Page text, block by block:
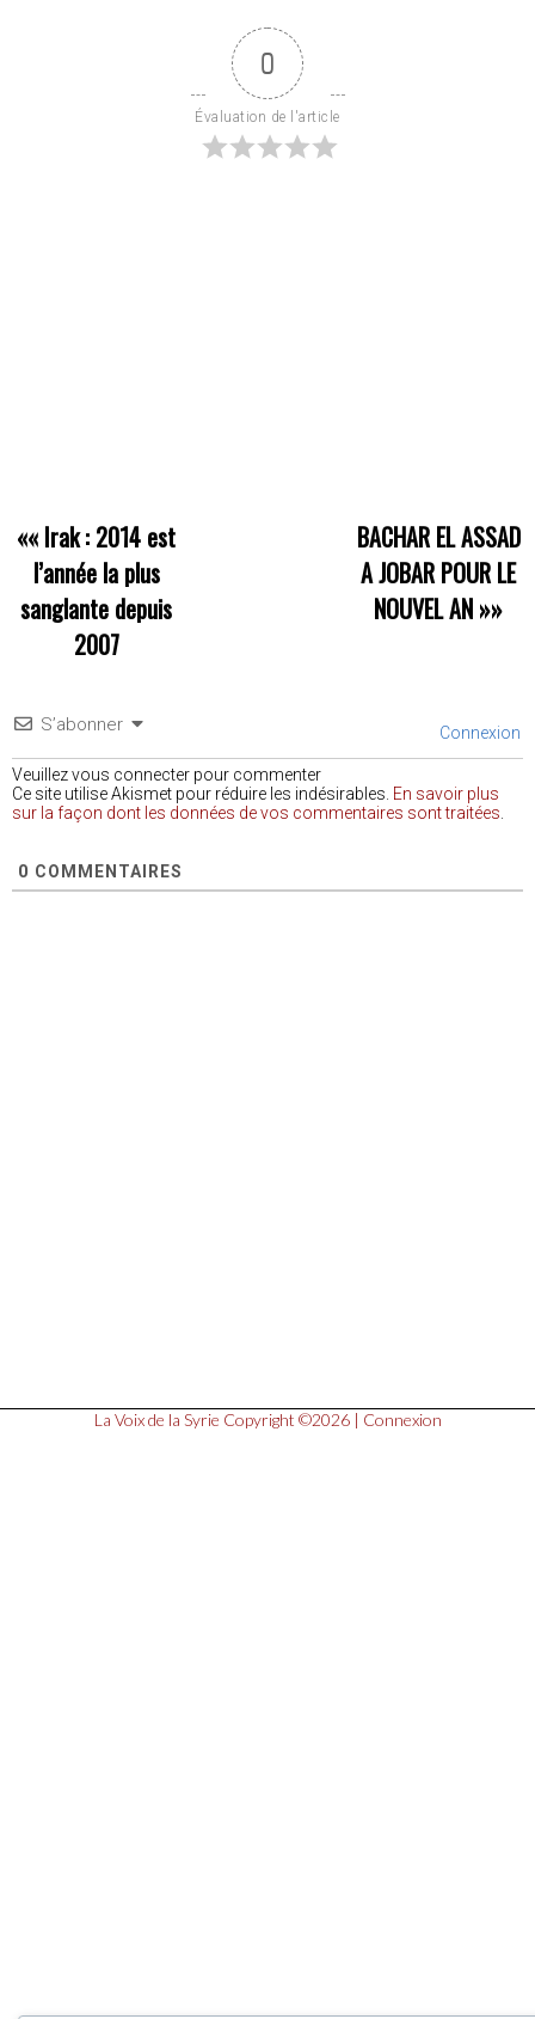
0
Évaluation de l'article
«« Irak : 2014 est
l’année la plus
sanglante depuis
2007
BACHAR EL ASSAD
A JOBAR POUR LE
NOUVEL AN »»
S’abonner Connexion
Veuillez vous connecter pour commenter
Ce site utilise Akismet pour réduire les indésirables. En savoir plus
sur la façon dont les données de vos commentaires sont traitées
0 COMMENTAIRES
La Voix de la Syrie Copyright ©2026 | Connexion